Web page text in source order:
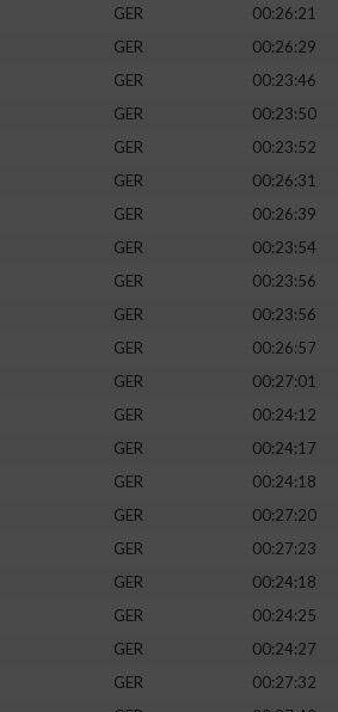
GER
00:26:21
GER
00:26:29
GER 00:23:46
GER
00:23:50
GER
00:23:52
GER
00:26:31
GER
00:26:39
GER 00:23:54
GER
00:23:56
GER
00:23:56
GER
00:26:57
GER
00:27:01
GER 00:24:12
GER
00:24:17
GER
00:24:18
GER
00:27:20
GER
00:27:23
GER 00:24:18
GER
00:24:25
GER
00:24:27
GER
00:27:32